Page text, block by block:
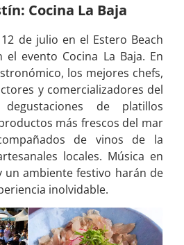
Cocina La Baja
de julio en el Estero Beach
evento Cocina La Baja. En
los mejores chefs,
y comercializadores del
de platillos
más frescos del mar
de vinos de la
locales. Música en
un ambiente festivo harán de
inolvidable.